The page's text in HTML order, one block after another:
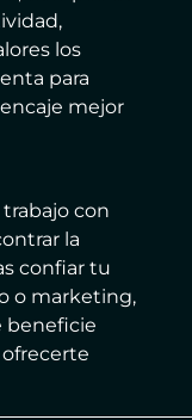
los
para
mejor
con
la
confiar tu
o marketing,
beneficie